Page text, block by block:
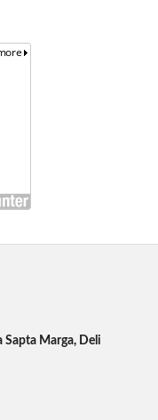
Sapta Marga, Deli